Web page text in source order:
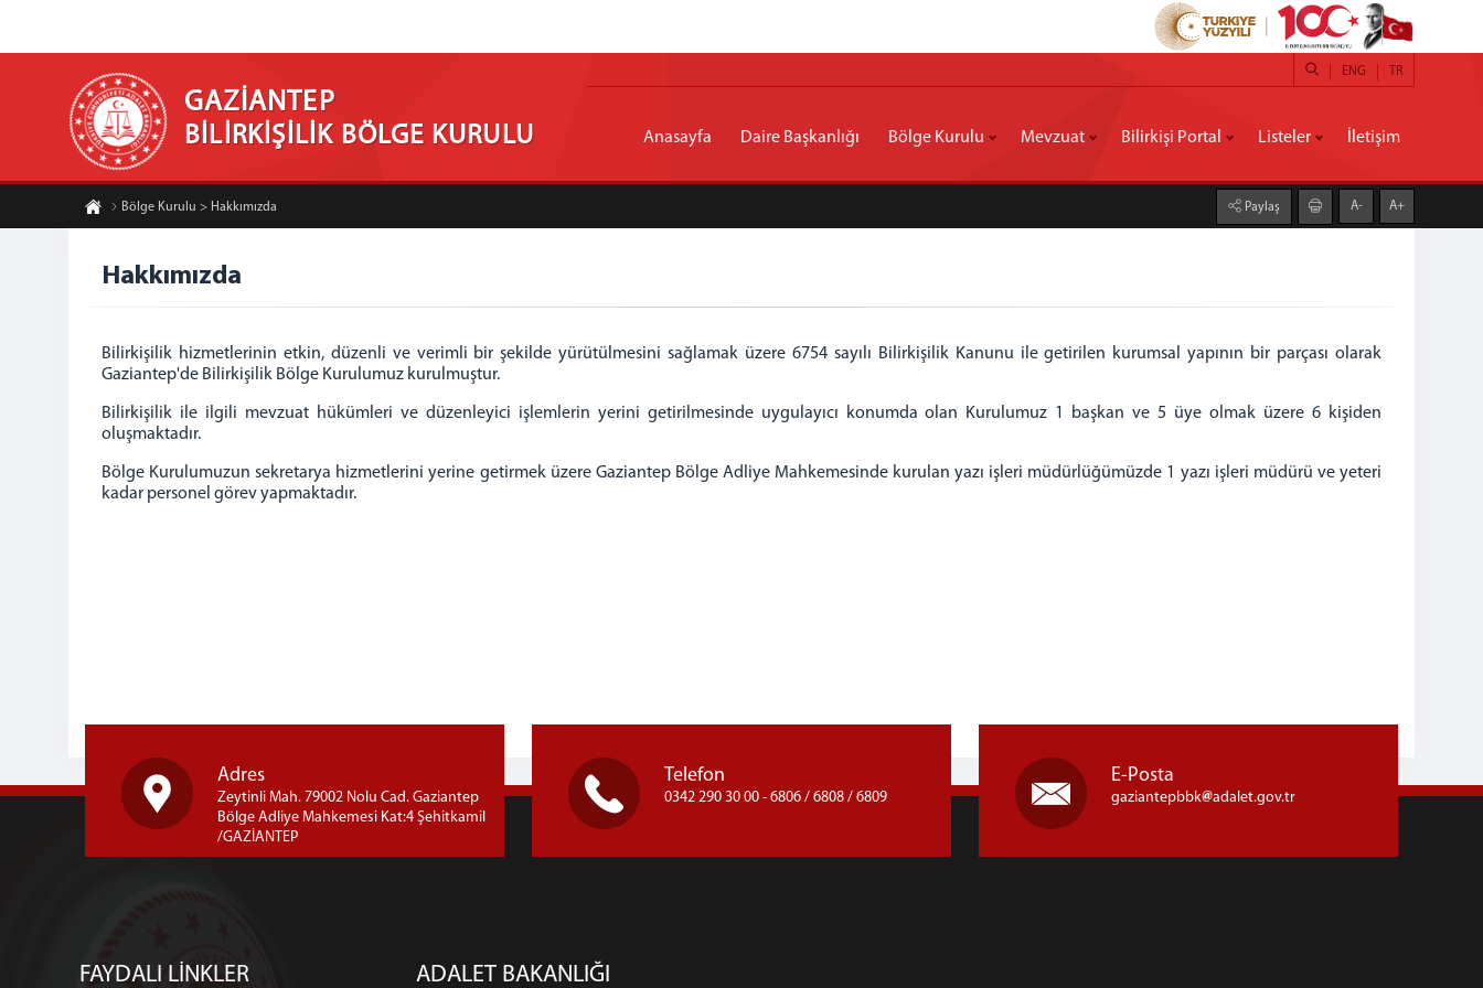
GAZİANTEP
BİLİRKİŞİLİK BÖLGE KURULU
TR
ENG
Anasayfa Daire Başkanlığı Bölge Kurulu Mevzuat Bilirkişi Portal Listeler İletişim
Bölge Kurulu > Hakkımızda Paylaş A- A+
Hakkımızda
Bilirkişilik hizmetlerinin etkin, düzenli ve verimli bir şekilde yürütülmesini sağlamak üzere 6754 sayılı Bilirkişilik Kanunu ile getirilen kurumsal yapının bir parçası olarak
Gaziantep'de Bilirkişilik Bölge Kurulumuz kurulmuştur.
Bilirkişilik ile ilgili mevzuat hükümleri ve düzenleyici işlemlerin yerini getirilmesinde uygulayıcı konumda olan Kurulumuz 1 başkan ve 5 üye olmak üzere 6 kişiden
oluşmaktadır.
Bölge Kurulumuzun sekretarya hizmetlerini yerine getirmek üzere Gaziantep Bölge Adliye Mahkemesinde kurulan yazı işleri müdürlüğümüzde 1 yazı işleri müdürü ve yeteri
kadar personel görev yapmaktadır.
Adres
Zeytinli Mah. 79002 Nolu Cad. Gaziantep
Bölge Adliye Mahkemesi Kat:4 Şehitkamil
/GAZİANTEP
Telefon
0342 290 30 00 - 6806 / 6808 / 6809
E-Posta
gaziantepbbk adalet.gov.tr
FAYDALI LİNKLER ADALET BAKANLIĞI